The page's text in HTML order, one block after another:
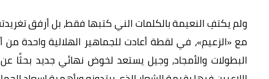
ولم يكتفِ النعيمة بالكلمات الني كتبها فقط، بل أرفق
مع «الزعيم»، في لقطة أعادت للجماهير الهلالية واحدة
البطولات والأمجاد، وجيل يستعد لخوض نهائي جديد بحثًا